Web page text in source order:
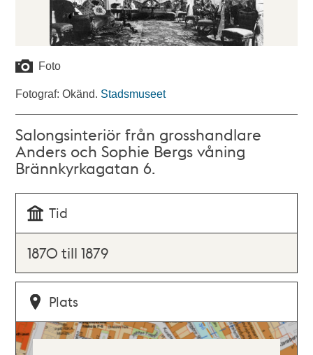
Foto
Fotograf: Okänd. Stadsmuseet
Salongsinteriör från grosshandlare
Anders och Sophie Bergs våning
Brännkyrkagatan 6.
Tid
1870 till 1879
Plats